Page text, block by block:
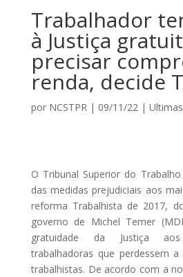
Trabalhador
à Justiça
precisar
renda, decide
por NCSTPR| 09/11/22|
O Tribunal Superior do
das medidas prejudiciais aos
reforma Trabalhista de 2017,
governo de Michel Temer
gratuidade da Justiça
trabalhadoras que perdessem
trabalhistas. De acordo com a